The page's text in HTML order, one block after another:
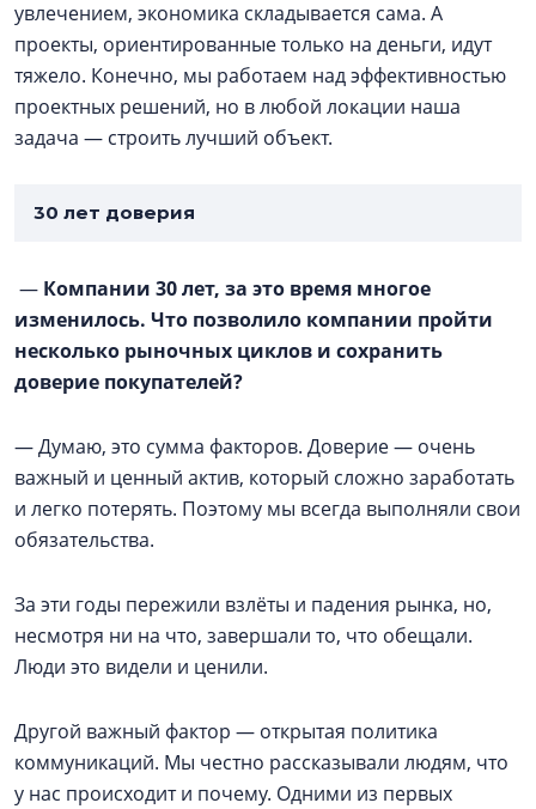
увлечением, экономика складывается сама. А
проекты, ориентированные только на деньги, идут
тяжело. Конечно, мы работаем над эффективностью
проектных решений, но в любой локации наша
задача — строить лучший объект.
30 лет доверия
— Компании 30 лет, за это время многое
изменилось. Что позволило компании пройти
несколько рыночных циклов и сохранить
доверие покупателей?
— Думаю, это сумма факторов. Доверие — очень
важный и ценный актив, который сложно заработать
и легко потерять. Поэтому мы всегда выполняли свои
обязательства.
За эти годы пережили взлёты и падения рынка, но,
несмотря ни на что, завершали то, что обещали.
Люди это видели и ценили.
Другой важный фактор — открытая политика
коммуникаций. Мы честно рассказывали людям, что
у нас происходит и почему. Одними из первых